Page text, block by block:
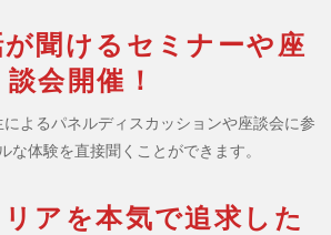
聞けるセミナーや座
談会開催！
よるパネルディスカッションや座談会に参
な体験を直接聞くことができます。
アを本気で追求した